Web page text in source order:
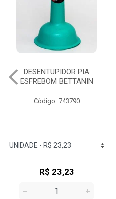
CLORO CRYSTAL CLEAR
3X1 40% 10KG SANICLOR
Código: 750638
R$ 197,49